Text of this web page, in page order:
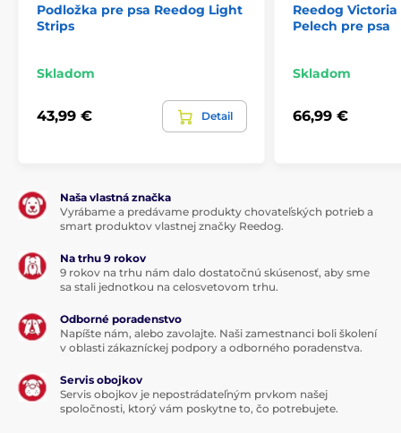
jedinečný dizajn
Nevýhody
Obsah balenia
Technické špecifikácie sa môžu zmeniť bez
predchádzajúceho upozornenia. Obrázky majú len
Pelechy a búdy Iglu Pre mačky
Podložka pre psa Reedog Light
Strips
Skladom
43,99 € Detail
Reedog
Pelech pre psa
Skladom
66,99 €
Naša vlastná značka
Vyrábame a predávame produkty chovateľských potrieb a
smart produktov vlastnej značky Reedog.
Na trhu 9 rokov
9 rokov na trhu nám dalo dostatočnú skúsenosť, aby sme
sa stali jednotkou na celosvetovom trhu.
Odborné poradenstvo
Napíšte nám, alebo zavolajte. Naši zamestnanci boli školení
v oblasti zákazníckej podpory a odborného poradenstva.
Servis obojkov
Servis obojkov je nepostrádateľným prvkom našej
spoločnosti, ktorý vám poskytne to, čo potrebujete.